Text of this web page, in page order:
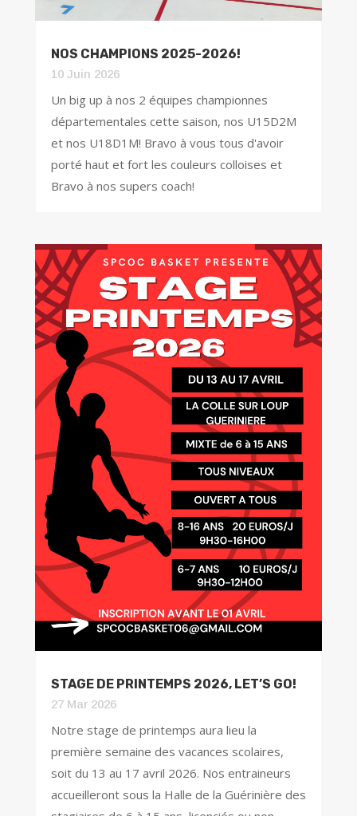
NOS CHAMPIONS 2025-2026!
10 Juin 2026
Un big up à nos 2 équipes championnes
départementales cette saison, nos U15D2M
et nos U18D1M! Bravo à vous tous d'avoir
porté haut et fort les couleurs colloises et
Bravo à nos supers coach!
STAGE DE PRINTEMPS 2026, LET’S GO!
27 Mar 2026
Notre stage de printemps aura lieu la
première semaine des vacances scolaires,
soit du 13 au 17 avril 2026. Nos entraineurs
accueilleront sous la Halle de la Guérinière des